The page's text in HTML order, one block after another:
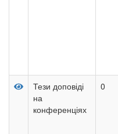
Тези доповіді
на
конференціях
0